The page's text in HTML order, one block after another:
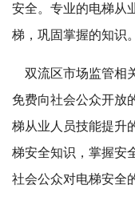
安全。专业的电梯从
梯，巩固掌握的知识。
双流区市场监管相
免费向社会公众开放
梯从业人员技能提升
梯安全知识，掌握安
社会公众对电梯安全